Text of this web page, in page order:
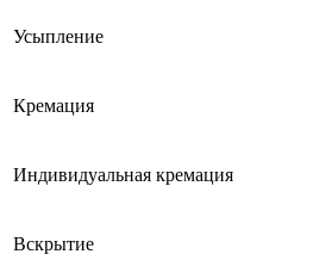
Усыпление
Кремация
Индивидуальная кремация
Вскрытие